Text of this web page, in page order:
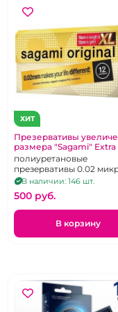
ХИТ
Презервативы
размера "Sagami" Extra
полиуретановые
презервативы 0.02
увеличенного размера!
за 1 штуку
В наличии: 146 шт.
500 pуб.
В корзину